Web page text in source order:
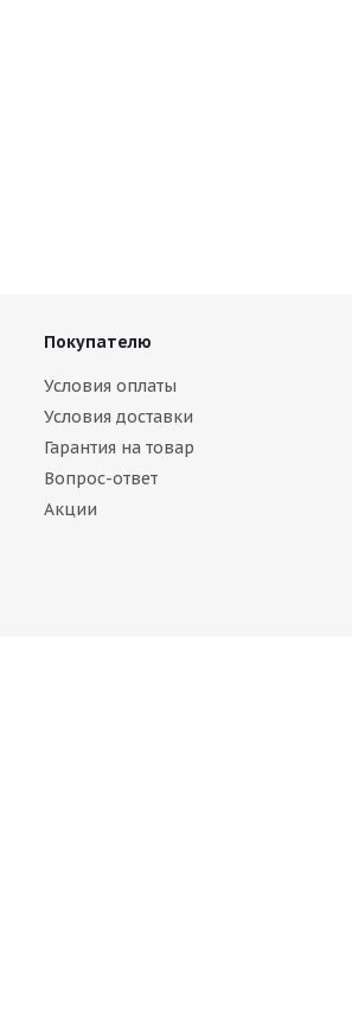
Покупателю
Условия оплаты
Условия доставки
Гарантия на товар
Вопрос-ответ
Акции